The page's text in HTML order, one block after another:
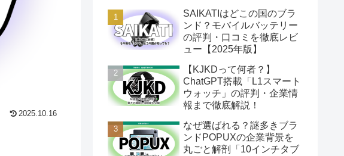
2025.10.16
SAIKATIはどこの国のブラ
ンド？モバイルバッテリー
の評判・口コミを徹底レビ
ュー【2025年版】
【KJKDって何者？】
ChatGPT搭載「L1スマート
ウォッチ」の評判・企業情
報まで徹底解説！
なぜ選ばれる？謎多きブラ
ンドPOPUXの企業背景を
丸ごと解剖「10インチタブ